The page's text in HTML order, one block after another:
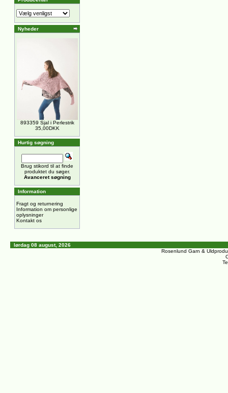
Nyheder
893359 Sjal i Perlestrik
35,00DKK
Hurtig søgning
Brug stikord til at finde
produktet du søger.
Avanceret søgning
Information
Fragt og returnering
Information om personlige
oplysninger
Kontakt os
lørdag 08 august, 2026
Rosenlund Garn &